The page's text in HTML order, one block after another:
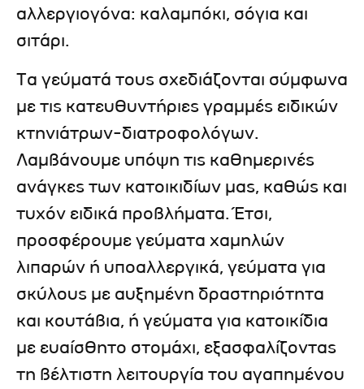
αλλεργιογόνα: καλαμπόκι, σόγια και
σιτάρι.
Τα γεύματά τους σχεδιάζονται σύμφωνα
με τις κατευθυντήριες γραμμές ειδικών
κτηνιάτρων-διατροφολόγων.
Λαμβάνουμε υπόψη τις καθημερινές
ανάγκες των κατοικιδίων μας, καθώς και
τυχόν ειδικά προβλήματα. Έτσι,
προσφέρουμε γεύματα χαμηλών
λιπαρών ή υποαλλεργικά, γεύματα για
σκύλους με αυξημένη δραστηριότητα
και κουτάβια, ή γεύματα για κατοικίδια
με ευαίσθητο στομάχι, εξασφαλίζοντας
τη βέλτιστη λειτουργία του αγαπημένου